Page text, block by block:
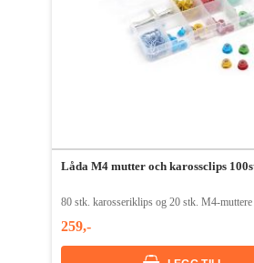
Låda M4 mutter och karossclips
80 stk. karosseriklips og 20 stk. M4-
259,-